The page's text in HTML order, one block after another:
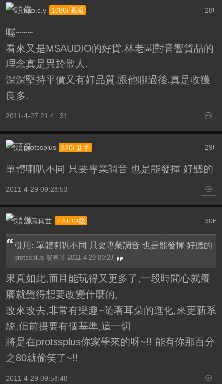
28 F
kao.c.y 1080i 高級
喔~~~
看來又是MSAUDIO的好貨.林老闆對音響貨品的
理念真是異於常人.
深深堅持平價又有好品質.跟他聊過後.真是收獲
良多.
2011-4-27 21:41:31
29 F
protssplus 320i 新手
單體喇叭不同 只要專業調音 也是能發揮 好聽的
2011-4-29 09:28:53
30F
涼風真世 720i 中級
引用: 單體喇叭不同 只要專業調音 也是能發揮 好聽的
protssplus 發表於 2011-4-29 09:28
果真如此,而且能玩得又更多了,一段時間心就癢
癢就覺得想要改變什麼的,
改來改去,非常有樂趣~隨著耳朵的進化,來更新系
統,但前提要有個基準,這一切
將是在protssplus你家學來的呀~!! 能有你那百分
之80就偷笑了~!!
2011-4-29 09:58:48